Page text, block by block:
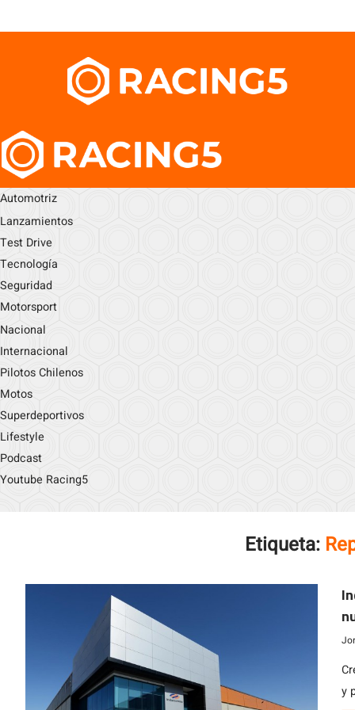
Automotriz
Lanzamientos
Test Drive
Tecnología
Seguridad
Motorsport
Nacional
Internacional
Pilotos Chilenos
Motos
Superdeportivos
Lifestyle
Podcast
Youtube Racing5
Etiqueta:
y